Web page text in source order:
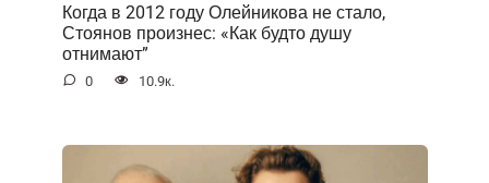
Когда в 2012 году Олейникова не стало,
Стоянов произнес: «Как будто душу
отнимают”
0 10.9к.